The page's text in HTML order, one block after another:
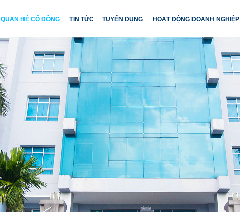
QUAN HỆ CỔ ĐÔNG TIN TỨC TUYỂN DỤNG HOẠT ĐỘNG DOANH NGHIỆP